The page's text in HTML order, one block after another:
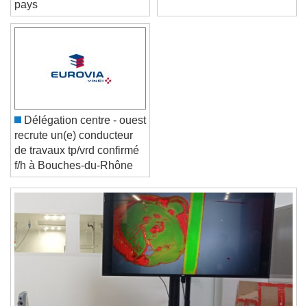
Font Family
Reset
Done
pays
Délégation centre - ouest
recrute un(e) conducteur
de travaux tp/vrd confirmé
f/h à Bouches-du-Rhône